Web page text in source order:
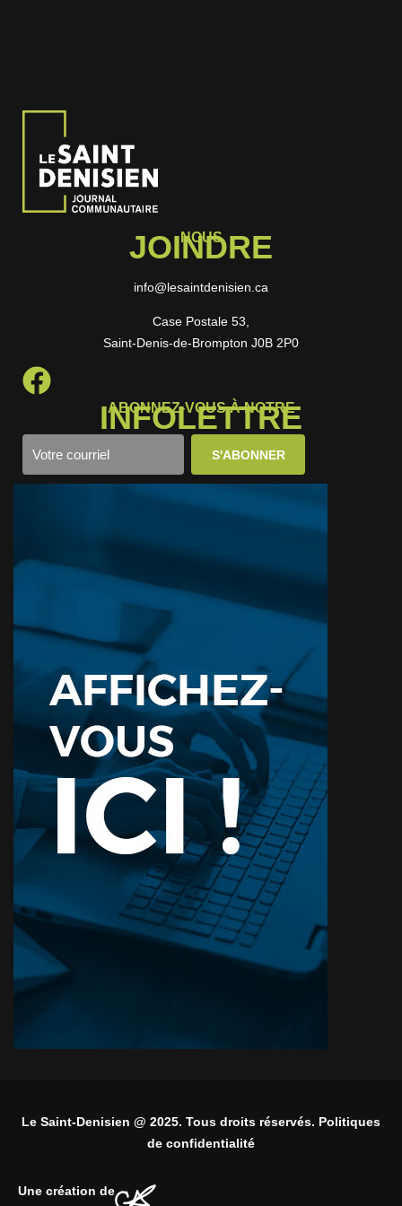
NOUS
JOINDRE
info@lesaintdenisien.ca
Case Postale 53,
Saint-Denis-de-Brompton J0B 2P0
ABONNEZ-VOUS À NOTRE
INFOLETTRE
Le Saint-Denisien @ 2025. Tous droits réservés. Politiques
de confidentialité
Une création de